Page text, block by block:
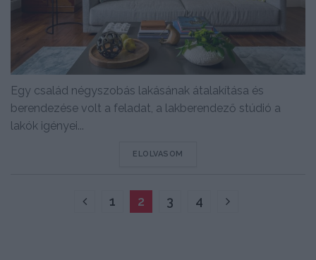
Egy család négyszobás lakásának átalakítása és
berendezése volt a feladat, a lakberendező stúdió a
lakók igényei...
ELOLVASOM
1 2 3 4